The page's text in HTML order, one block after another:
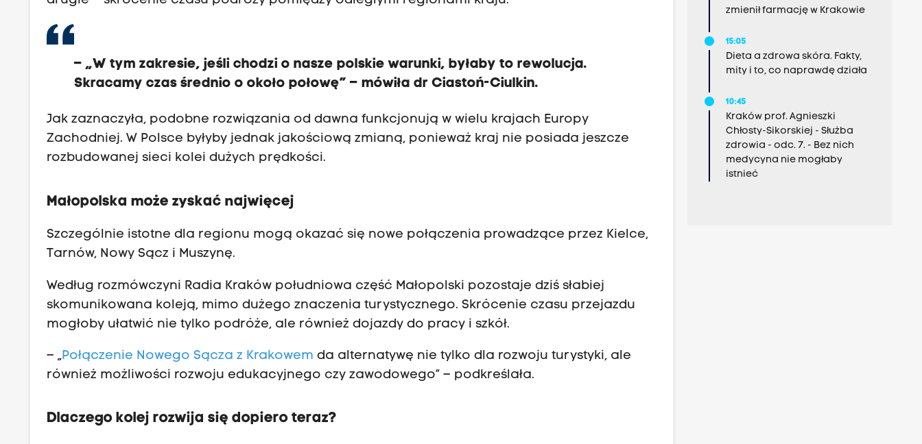
s
c
i
ć
ę
p
o
r
ó
ż
m
i
d
– „W tym zakresie, jeśli chodzi o nasze polskie warunki, byłaby to rewolucja.
Skracamy czas średnio o około połowę” – mówiła dr Ciastoń-Ciulkin.
Jak zaznaczyła, podobne rozwiązania od dawna funkcjonują w wielu krajach Europy
Zachodniej. W Polsce byłyby jednak jakościową zmianą, ponieważ kraj nie posiada jeszcze
rozbudowanej sieci kolei dużych prędkości.
Małopolska może zyskać najwięcej
Szczególnie istotne dla regionu mogą okazać się nowe połączenia prowadzące przez Kielce,
Tarnów, Nowy Sącz i Muszynę.
Według rozmówczyni Radia Kraków południowa część Małopolski pozostaje dziś słabiej
skomunikowana koleją, mimo dużego znaczenia turystycznego. Skrócenie czasu przejazdu
mogłoby ułatwić nie tylko podróże, ale również dojazdy do pracy i szkół.
– „Połączenie Nowego Sącza z Krakowem da alternatywę nie tylko dla rozwoju turystyki, ale
również możliwości rozwoju edukacyjnego czy zawodowego” – podkreślała.
Dlaczego kolej rozwija się dopiero teraz?
zmienił farmację w Krakowie
15:05
Dieta a zdrowa skóra. Fakty,
mity i to, co naprawdę działa
10:45
Kraków prof. Agnieszki
Chłosty-Sikorskiej - Służba
zdrowia - odc. 7. - Bez nich
medycyna nie mogłaby
istnieć